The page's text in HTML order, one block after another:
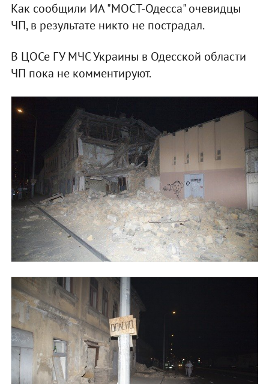
Как сообщили ИА "МОСТ-Одесса" очевидцы
ЧП, в результате никто не пострадал.
В ЦОСе ГУ МЧС Украины в Одесской области
ЧП пока не комментируют.